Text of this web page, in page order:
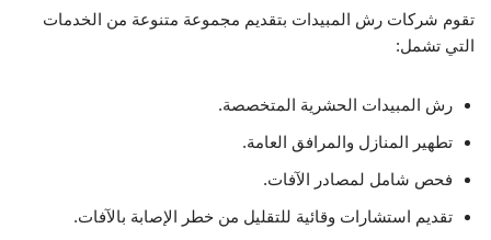
تقوم شركات رش المبيدات بتقديم مجموعة متنوعة من الخدمات
التي تشمل:
رش المبيدات الحشرية المتخصصة.
تطهير المنازل والمرافق العامة.
فحص شامل لمصادر الآفات.
تقديم استشارات وقائية للتقليل من خطر الإصابة بالآفات.